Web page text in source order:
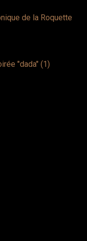
de la Roquette
"dada" (1)